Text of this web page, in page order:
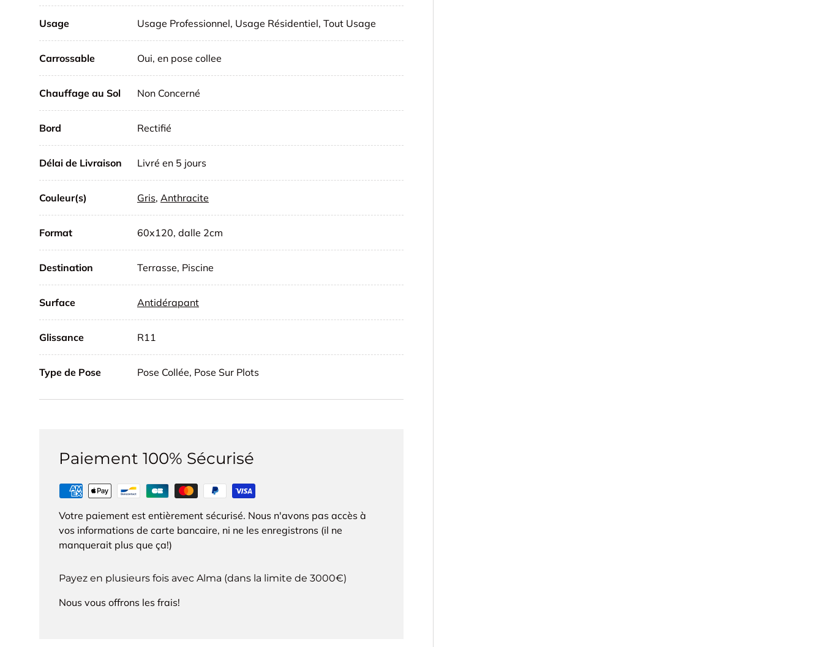
Usage Usage Professionnel, Usage Résidentiel, Tout Usage
Carrossable Oui, en pose collee
Chauffage au Sol Non Concerné
Bord Rectifié
Délai de Livraison Livré en 5 jours
Couleur(s) Gris, Anthracite
Format 60x120, dalle 2cm
Destination Terrasse, Piscine
Surface Antidérapant
Glissance R11
Type de Pose Pose Collée, Pose Sur Plots
Paiement 100% Sécurisé
Votre paiement est entièrement sécurisé. Nous n'avons pas accès à
vos informations de carte bancaire, ni ne les enregistrons (il ne
manquerait plus que ça!)
Payez en plusieurs fois avec Alma (dans la limite de 3000€)
Nous vous offrons les frais!